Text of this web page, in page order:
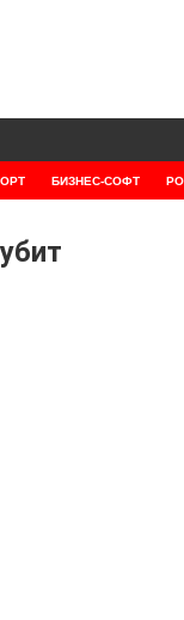
БИЗНЕС-СОФТ